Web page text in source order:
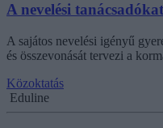
A nevelési
A sajátos nevelési igényű
és összevonását tervezi a
Közoktatás
Eduline